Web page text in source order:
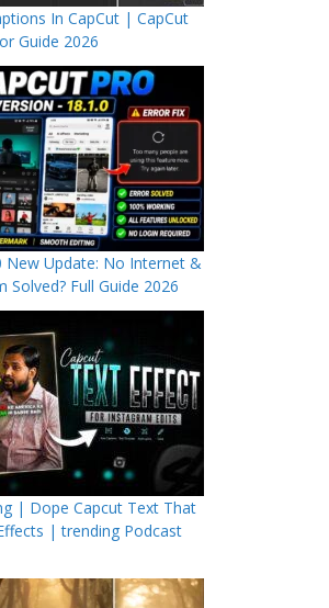
In CapCut | CapCut
Guide 2026
New Update: No Internet &
Solved? Full Guide 2026
| Dope Capcut Text That
| trending Podcast